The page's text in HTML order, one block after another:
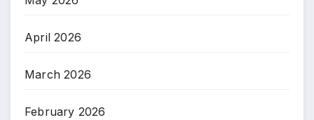
April 2026
March 2026
February 2026